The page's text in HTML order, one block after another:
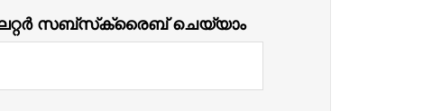
സബ്‌സ്‌ക്രൈബ് ചെയ്യാം